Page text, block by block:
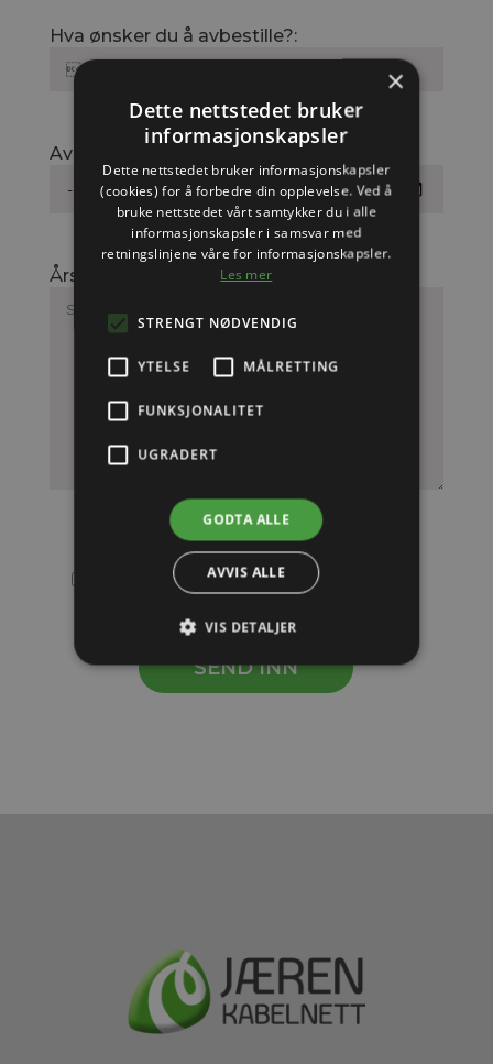
Hva ønsker du å avbestille?:
Avbestill fra dato:
Årsak til oppsigelse
Jeg godtar vilkår om personvern
×
Dette nettstedet bruker
informasjonskapsler
Dette nettstedet bruker informasjonskapsler
(cookies) for å forbedre din opplevelse. Ved å
bruke nettstedet vårt samtykker du i alle
informasjonskapsler i samsvar med
retningslinjene våre for informasjonskapsler.
Les mer
STRENGT NØDVENDIG
YTELSE MÅLRETTING
FUNKSJONALITET
UGRADERT
GODTA ALLE
AVVIS ALLE
VIS DETALJER